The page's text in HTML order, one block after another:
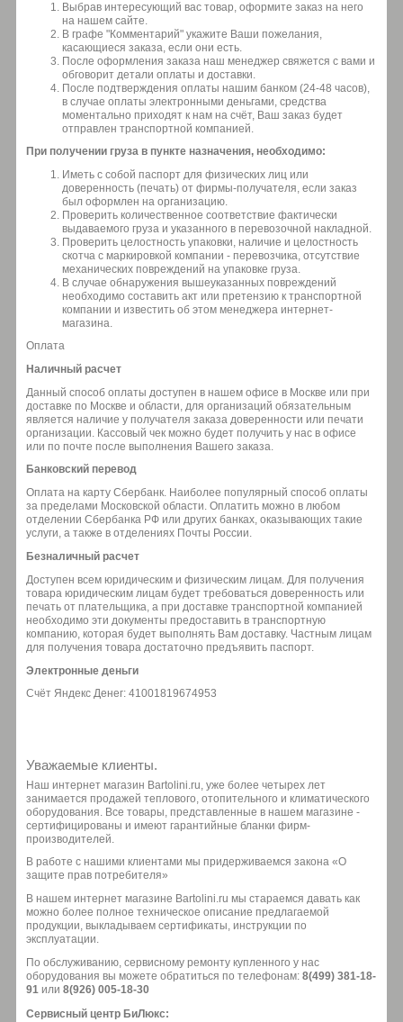
Выбрав интересующий вас товар, оформите заказ на него
на нашем сайте.
В графе "Комментарий" укажите Ваши пожелания,
касающиеся заказа, если они есть.
После оформления заказа наш менеджер свяжется с вами и
обговорит детали оплаты и доставки.
После подтверждения оплаты нашим банком (24-48 часов),
в случае оплаты электронными деньгами, средства
моментально приходят к нам на счёт, Ваш заказ будет
отправлен транспортной компанией.
При получении груза в пункте назначения, необходимо:
Иметь с собой паспорт для физических лиц или
доверенность (печать) от фирмы-получателя, если заказ
был оформлен на организацию.
Проверить количественное соответствие фактически
выдаваемого груза и указанного в перевозочной накладной.
Проверить целостность упаковки, наличие и целостность
скотча с маркировкой компании - перевозчика, отсутствие
механических повреждений на упаковке груза.
В случае обнаружения вышеуказанных повреждений
необходимо составить акт или претензию к транспортной
компании и известить об этом менеджера интернет-
магазина.
Оплата
Наличный расчет
Данный способ оплаты доступен в нашем офисе в Москве или при
доставке по Москве и области, для организаций обязательным
является наличие у получателя заказа доверенности или печати
организации. Кассовый чек можно будет получить у нас в офисе
или по почте после выполнения Вашего заказа.
Банковский перевод
Оплата на карту Сбербанк. Наиболее популярный способ оплаты
за пределами Московской области. Оплатить можно в любом
отделении Сбербанка РФ или других банках, оказывающих такие
услуги, а также в отделениях Почты России.
Безналичный расчет
Доступен всем юридическим и физическим лицам. Для получения
товара юридическим лицам будет требоваться доверенность или
печать от плательщика, а при доставке транспортной компанией
необходимо эти документы предоставить в транспортную
компанию, которая будет выполнять Вам доставку. Частным лицам
для получения товара достаточно предъявить паспорт.
Электронные деньги
Счёт Яндекс Денег: 41001819674953
Уважаемые клиенты.
Наш интернет магазин Bartolini.ru, уже более четырех лет
занимается продажей теплового, отопительного и климатического
оборудования. Все товары, представленные в нашем магазине -
сертифицированы и имеют гарантийные бланки фирм-
производителей.
В работе с нашими клиентами мы придерживаемся закона «О
защите прав потребителя»
В нашем интернет магазине Bartolini.ru мы стараемся давать как
можно более полное техническое описание предлагаемой
продукции, выкладываем сертификаты, инструкции по
эксплуатации.
По обслуживанию, сервисному ремонту купленного у нас
оборудования вы можете обратиться по телефонам: 8(499) 381-18-
91 или 8(926) 005-18-30
Сервисный центр БиЛюкс: